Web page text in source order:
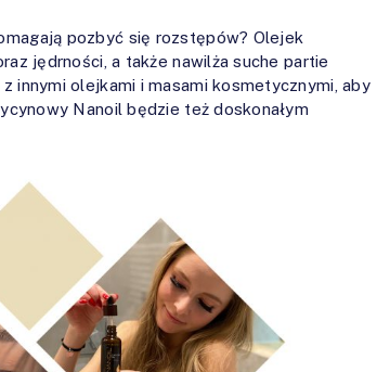
pozbyć się rozstępów? Olejek
jędrności, a także nawilża suche partie
innymi olejkami i masami kosmetycznymi, aby
Nanoil będzie też doskonałym